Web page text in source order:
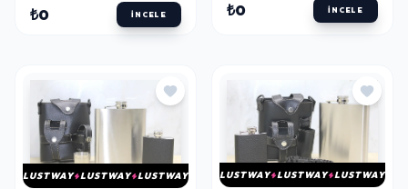
₺0 İNCELE ₺0 İNCELE
LUSTWAY LUSTWAY LUSTWAY LUSTWAY LUSTWAY LUSTWAY